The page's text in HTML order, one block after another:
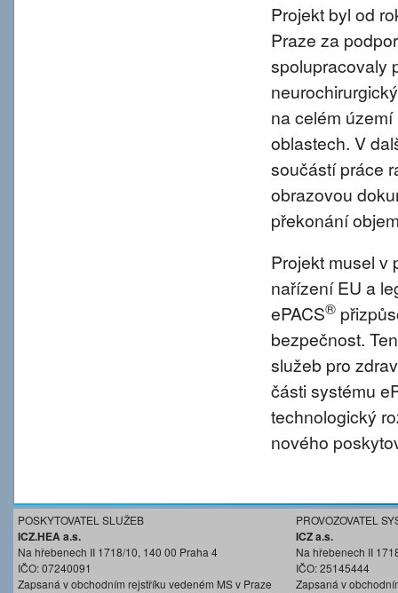
Projekt byl od
Praze za
spolupracovaly
na celém
oblastech. V
součástí práce
obrazovou
překonání
Projekt musel v
nařízení EU a
ePACS®
bezpečnost.
služeb pro
části systému
technologický
nového
POSKYTOVATEL SLUŽEB
ICZ.HEA a.s.
Na hřebenech II 1718/10, 140 00 Praha 4
IČO: 07240091
Zapsaná v obchodním rejstříku vedeném MS v Praze
PROVOZOVATEL
ICZ a.s.
Na hřebenech II
IČO: 25145444
Zapsaná v